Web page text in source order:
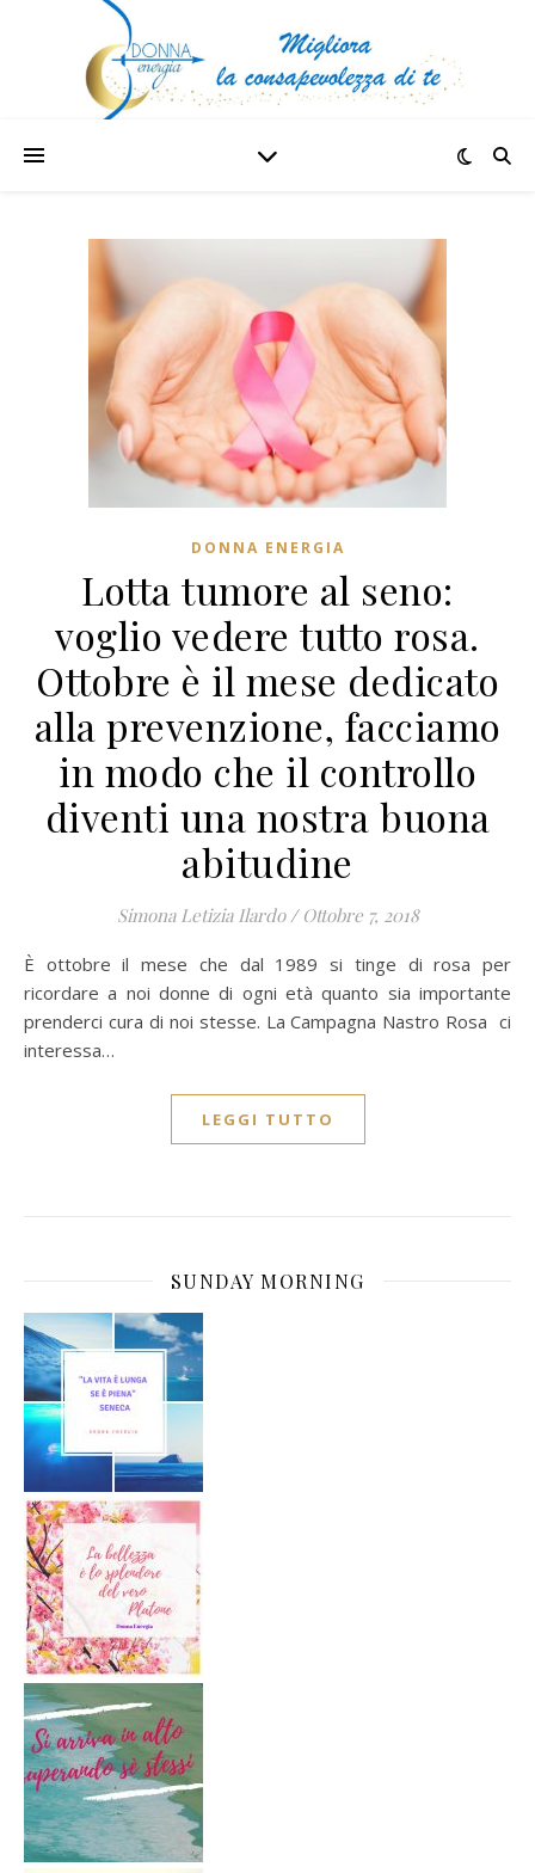
DONNA ENERGIA
Lotta tumore al seno:
voglio vedere tutto rosa.
Ottobre è il mese dedicato
alla prevenzione, facciamo
in modo che il controllo
diventi una nostra buona
abitudine
Simona Letizia Ilardo / Ottobre 7, 2018
È ottobre il mese che dal 1989 si tinge di rosa per
ricordare a noi donne di ogni età quanto sia importante
prenderci cura di noi stesse. La Campagna Nastro Rosa ci
interessa…
LEGGI TUTTO
SUNDAY MORNING